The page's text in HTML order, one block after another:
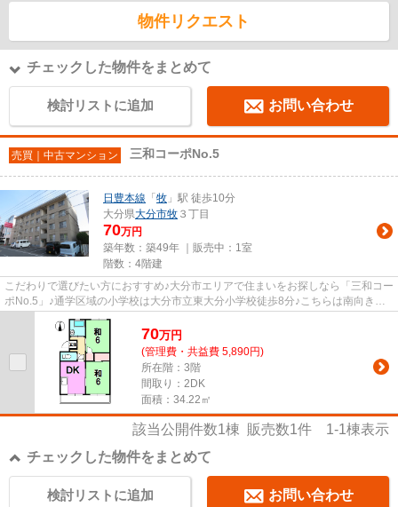
物件リクエスト
チェックした物件をまとめて
検討リストに追加 お問い合わせ
売買｜中古マンション 三和コーポNo.5
日豊本線 「 牧 」駅 徒歩10分
大分県大分市牧 ３丁目
70万円
築年数：築49年 ｜販売中： 1室
階数：4階建
こだわりで選びたい方におすすめ♪大分市エリアで住まいをお探しなら「三和コー
ポNo.5」♪通学区域の小学校は大分市立東大分小学校徒歩8分♪こちらは南向きの
物件です♪大分市での生活は日...
70万円
(管理費・共益費 5,890円)
所在階：3階
間取り：2DK
面積：34.22㎡
該当公開件数1棟 販売数1件 1-1棟表示
チェックした物件をまとめて
お問い合わせ
検討リストに追加